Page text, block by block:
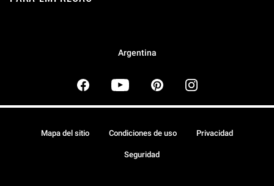
Argentina
Mapa del sitio Condiciones de uso Privacidad
Seguridad